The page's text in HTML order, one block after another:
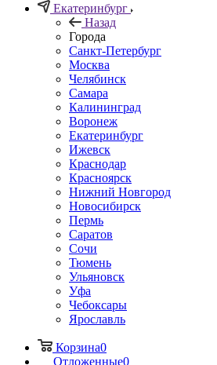
Екатеринбург
Назад
Города
Санкт-Петербург
Москва
Челябинск
Самара
Калининград
Воронеж
Екатеринбург
Ижевск
Краснодар
Красноярск
Нижний Новгород
Новосибирск
Пермь
Саратов
Сочи
Тюмень
Ульяновск
Уфа
Чебоксары
Ярославль
Корзина0
Отложенные0